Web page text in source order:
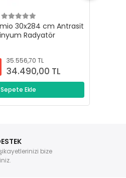
30x284 cm Antrasit
Radyatör
35.556,70 TL
34.490,00 TL
Sepete Ekle
bize